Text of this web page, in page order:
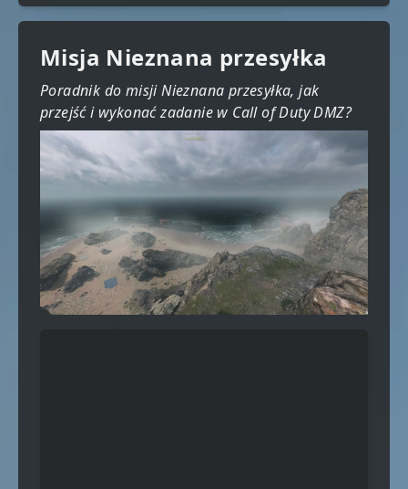
Misja Nieznana przesyłka
Poradnik do misji Nieznana przesyłka, jak
przejść i wykonać zadanie w Call of Duty DMZ?